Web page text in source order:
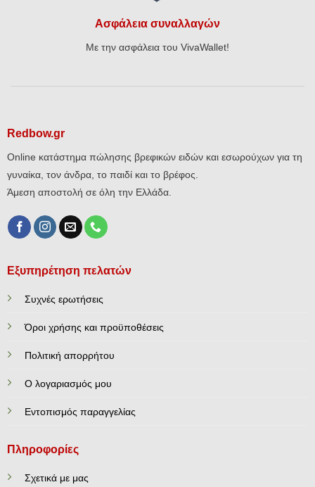
Ασφάλεια συναλλαγών
Με την ασφάλεια του VivaWallet!
Redbow.gr
Online κατάστημα πώλησης βρεφικών ειδών και εσωρούχων για τη
γυναίκα, τον άνδρα, το παιδί και το βρέφος.
Άμεση αποστολή σε όλη την Ελλάδα.
Εξυπηρέτηση πελατών
Συχνές ερωτήσεις
Όροι χρήσης και προϋποθέσεις
Πολιτική απορρήτου
Ο λογαριασμός μου
Εντοπισμός παραγγελίας
Πληροφορίες
Σχετικά με μας